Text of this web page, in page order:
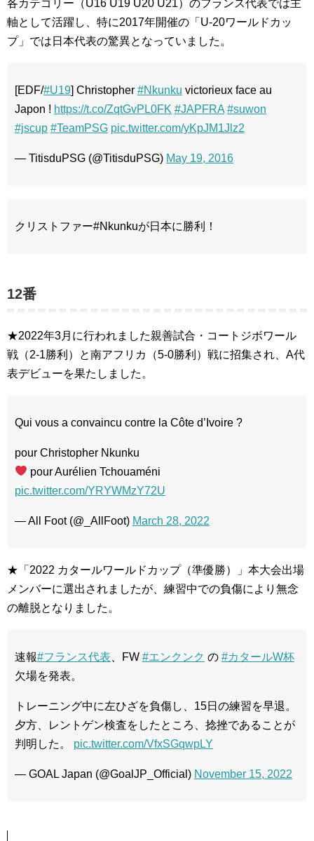
各カテゴリー（U16 U19 U20 U21）のフランス代表では主
軸として活躍し、特に2017年開催の「U-20ワールドカッ
プ」では日本代表の驚異となっていました。
[EDF/#U19] Christopher #Nkunku victorieux face au
Japon ! https://t.co/ZqtGvPL0FK #JAPFRA #suwon
#jscup #TeamPSG pic.twitter.com/yKpJM1Jlz2
— TitisduPSG (@TitisduPSG) May 19, 2016
クリストファー#Nkunkuが日本に勝利！
12番
★2022年3月に行われました親善試合・コートジボワール
戦（2-1勝利）と南アフリカ（5-0勝利）戦に招集され、A代
表デビューを果たしました。
Qui vous a convaincu contre la Côte d’Ivoire ?
pour Christopher Nkunku
pour Aurélien Tchouaméni
pic.twitter.com/YRYWMzY72U
— All Foot (@_AllFoot) March 28, 2022
★「2022 カタールワールドカップ（準優勝）」本大会出場
メンバーに選出されましたが、練習中での負傷により無念
の離脱となりました。
速報#フランス代表 、FW #エンクンク の #カタールW杯
欠場を発表。
トレーニング中に左ひざを負傷し、15日の練習を早退。
夕方、レントゲン検査をしたところ、捻挫であることが
判明した。 pic.twitter.com/VfxSGqwpLY
— GOAL Japan (@GoalJP_Official) November 15, 2022